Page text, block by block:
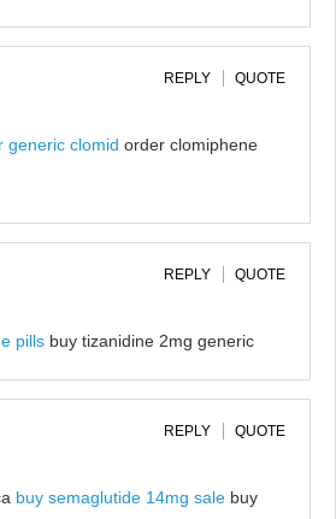
REPLY QUOTE
generic clomid order clomiphene
REPLY QUOTE
pills buy tizanidine 2mg generic
REPLY QUOTE
buy semaglutide 14mg sale buy